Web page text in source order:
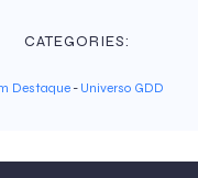
CATEGORIES:
Destaque - Universo GDD